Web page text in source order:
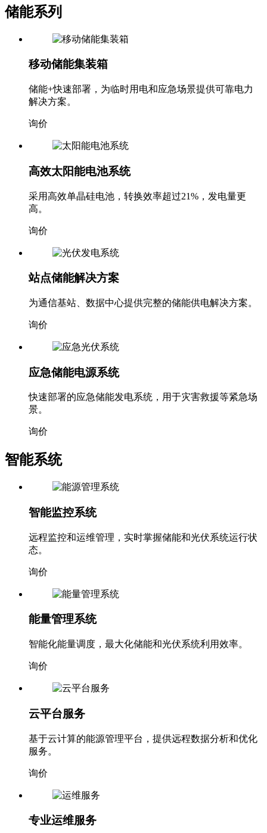
储能系列
移动储能集装箱
储能+快速部署，为临时用电和应急场景提供可靠电力
解决方案。
询价
高效太阳能电池系统
采用高效单晶硅电池，转换效率超过21%，发电量更
高。
询价
站点储能解决方案
为通信基站、数据中心提供完整的储能供电解决方案。
询价
应急储能电源系统
快速部署的应急储能发电系统，用于灾害救援等紧急场
景。
询价
智能系统
智能监控系统
远程监控和运维管理，实时掌握储能和光伏系统运行状
态。
询价
能量管理系统
智能化能量调度，最大化储能和光伏系统利用效率。
询价
云平台服务
基于云计算的能源管理平台，提供远程数据分析和优化
服务。
询价
专业运维服务